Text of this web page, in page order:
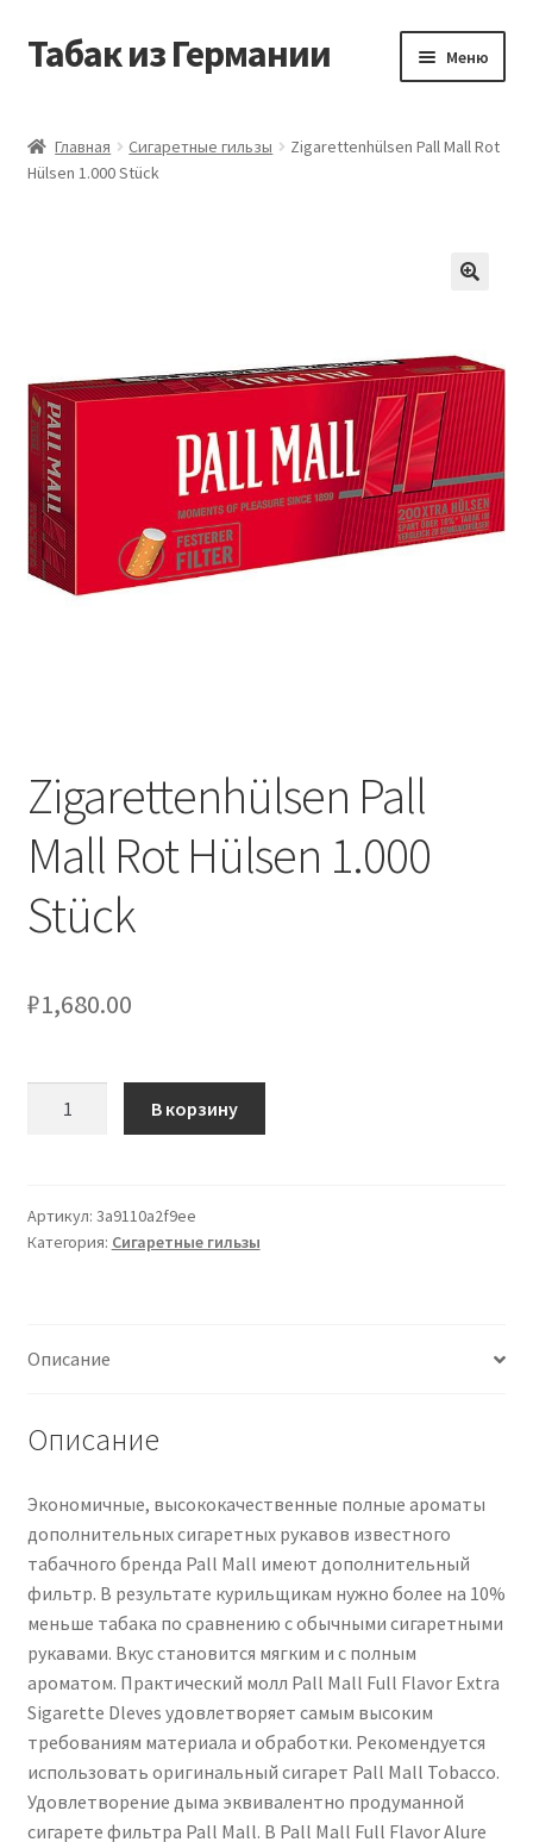
Перейти
Перейти
Табак из Германии Меню
Аккаунт
Оформление заказа
Табак на заказ
Главная Сигаретные гильзы
Zigarettenhülsen Pall Mall Rot
Hülsen 1.000 Stück
Zigarettenhülsen Pall
Mall Rot Hülsen 1.000
Stück
₽1,680.00
Mall
Rot
В корзину
Артикул: 3a9110a2f9ee
Категория: Сигаретные гильзы
Описание
Описание
Экономичные, высококачественные полные ароматы
дополнительных сигаретных рукавов известного
табачного бренда Pall Mall имеют дополнительный
фильтр. В результате курильщикам нужно более на 10%
меньше табака по сравнению с обычными сигаретными
рукавами. Вкус становится мягким и с полным
ароматом. Практический молл Pall Mall Full Flavor Extra
Sigarette Dleves удовлетворяет самым высоким
требованиям материала и обработки. Рекомендуется
использовать оригинальный сигарет Pall Mall Tobacco.
Удовлетворение дыма эквивалентно продуманной
сигарете фильтра Pall Mall. В Pall Mall Full Flavor Alure